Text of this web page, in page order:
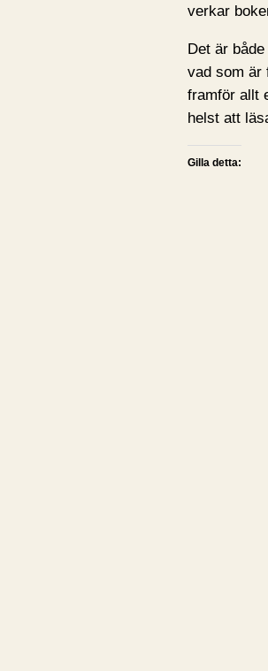
verkar
Det är
vad som är
framför allt
helst att
Gilla detta: